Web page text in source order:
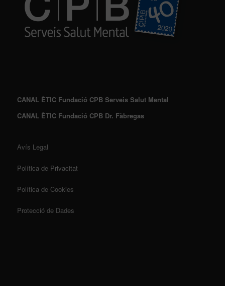
CANAL ÈTIC Fundació CPB Serveis Salut Mental
CANAL ÈTIC Fundació CPB Dr. Fàbregas
Avís Legal
Política de Privacitat
Política de Cookies
Protecció de Dades